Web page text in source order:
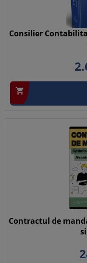
Consilier

Contractul de